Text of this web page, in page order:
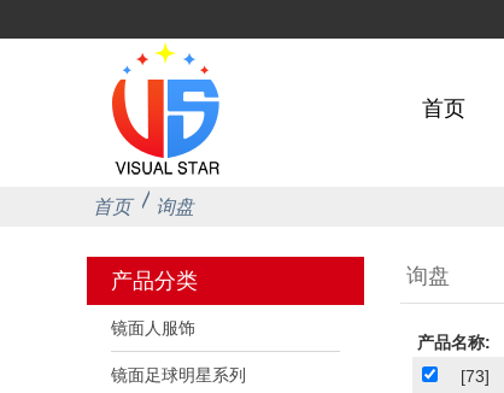
首页
首页 询盘
产品分类
镜面人服饰
镜面足球明星系列
询盘
产品名称:
[73]